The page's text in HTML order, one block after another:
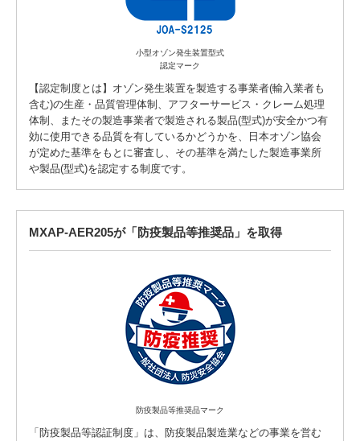
小型オゾン発生装置型式
認定マーク
【認定制度とは】オゾン発生装置を製造する事業者(輸入業者も
含む)の生産・品質管理体制、アフターサービス・クレーム処理
体制、またその製造事業者で製造される製品(型式)が安全かつ有
効に使用できる品質を有しているかどうかを、日本オゾン協会
が定めた基準をもとに審査し、その基準を満たした製造事業所
や製品(型式)を認定する制度です。
MXAP-AER205が「防疫製品等推奨品」を取得
防疫製品等推奨品マーク
「防疫製品等認証制度」は、防疫製品製造業などの事業を営む